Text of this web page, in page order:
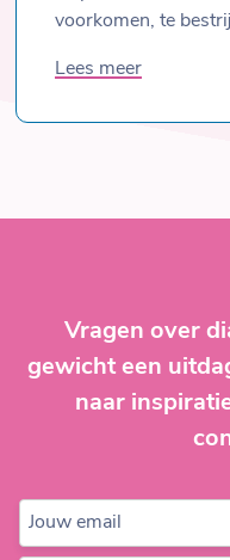
voorkomen, te
Lees meer
Vragen over
gewicht een
naar
Jouw email